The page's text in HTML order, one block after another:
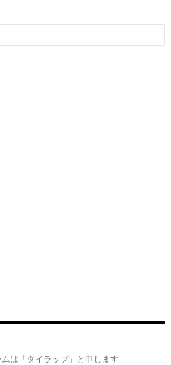
は「タイラップ」と申します